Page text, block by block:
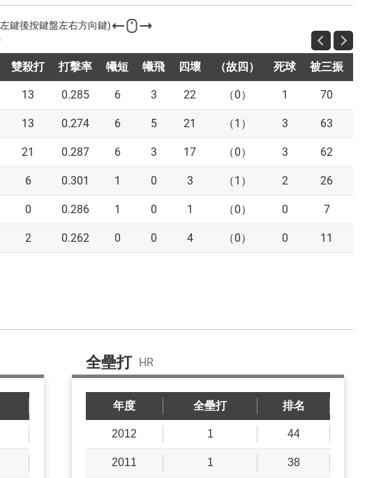
雙殺打 打擊率 犧短 犧飛 四壞 （故四） 死球 被三振
13 0.285 6 3 22 （0） 1 70
13 0.274 6 5 21 （1） 3 63
21 0.287 6 3 17 （0） 3 62
6 0.301 1 0 3 （1） 2 26
0 0.286 1 0 1 （0） 0 7
2 0.262 0 0 4 （0） 0 11
全壘打 HR
年度 全壘打 排名
2012 1 44
2011 1 38